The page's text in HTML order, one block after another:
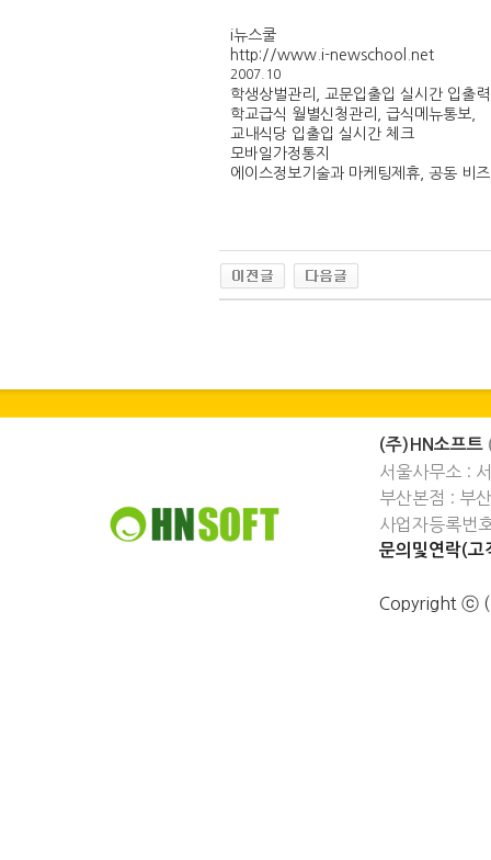
i뉴스쿨
http://www.i-newschool.net
2007.10
학생상벌관리, 교문입출입 실시간 입출력
학교급식 월별신청관리, 급식메뉴통보,
교내식당 입출입 실시간 체크
모바일가정통지
에이스정보기술과 마케팅제휴, 공동 비
(주)HN소프트
서울사무소 :
부산본점 : 부
사업자등록
문의및연락(
Copyright ⓒ (